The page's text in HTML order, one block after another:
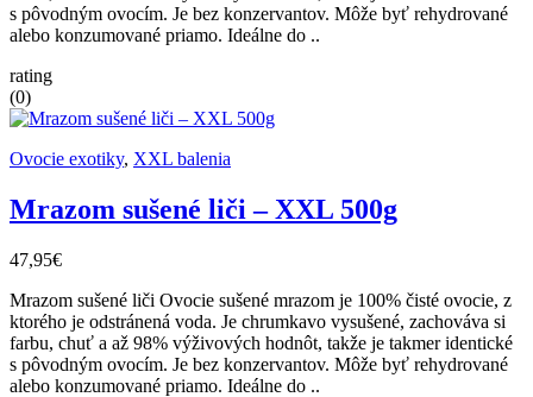
s pôvodným ovocím. Je bez konzervantov. Môže byť rehydrované
alebo konzumované priamo. Ideálne do ..
rating
(0)
Ovocie exotiky, XXL balenia
Mrazom sušené liči – XXL 500g
47,95€
Mrazom sušené liči Ovocie sušené mrazom je 100% čisté ovocie, z
ktorého je odstránená voda. Je chrumkavo vysušené, zachováva si
farbu, chuť a až 98% výživových hodnôt, takže je takmer identické
s pôvodným ovocím. Je bez konzervantov. Môže byť rehydrované
alebo konzumované priamo. Ideálne do ..